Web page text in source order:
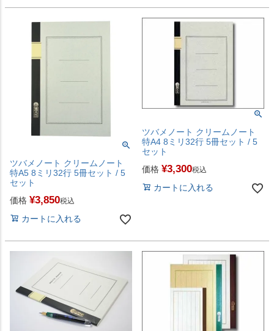
ツバメノート クリームノート
特A5 8ミリ32行 5冊セット / 5
セット
価格 ¥3,850税込
カートに入れる
ツバメノート クリームノート
特A4 8ミリ32行 5冊セット / 5
セット
価格 ¥3,300税込
カートに入れる